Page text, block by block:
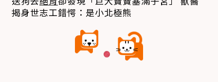
揭身世志工錯愕：是小北極熊